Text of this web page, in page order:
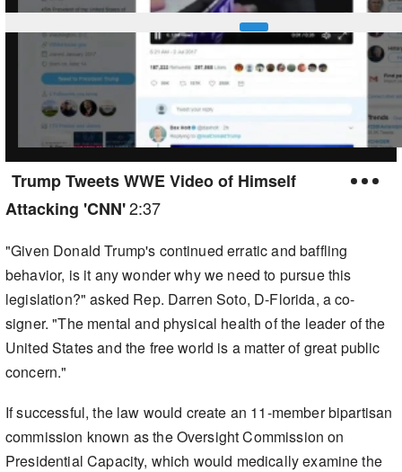
Trump Tweets WWE Video of Himself
Attacking 'CNN'2:37
"Given Donald Trump's continued erratic and baffling
behavior, is it any wonder why we need to pursue this
legislation?" asked Rep. Darren Soto, D-Florida, a co-
signer. "The mental and physical health of the leader of the
United States and the free world is a matter of great public
concern."
If successful, the law would create an 11-member bipartisan
commission known as the Oversight Commission on
Presidential Capacity, which would medically examine the